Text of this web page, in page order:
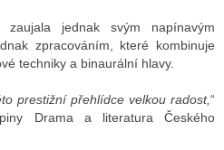
jednak svým napínavým
zpracováním, které kombinuje
techniky a binaurální hlavy.
prestižní přehlídce velkou radost,“
Drama a literatura Českého